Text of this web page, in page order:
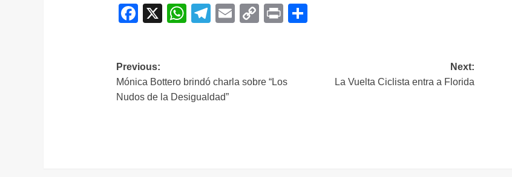
Facebook
X WhatsApp
Telegram
EmailCopyPrint
Navegación
de
entradas
Previous:
Mónica Bottero brindó charla sobre “Los
Nudos de la Desigualdad”
Next:
La Vuelta Ciclista entra a Florida